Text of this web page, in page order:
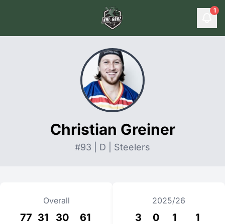
1
Christian Greiner
#93 | D | Steelers
Overall
77 31 30 61
2025/26
3 0 1 1